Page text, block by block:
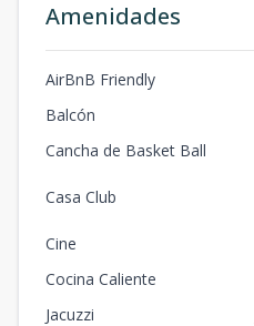
Amenidades
AirBnB Friendly
Balcón
Cancha de Basket Ball
Casa Club
Cine
Cocina Caliente
Jacuzzi